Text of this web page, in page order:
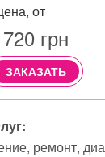
от
720грн
ЗАКАЗАТЬ
ремонт